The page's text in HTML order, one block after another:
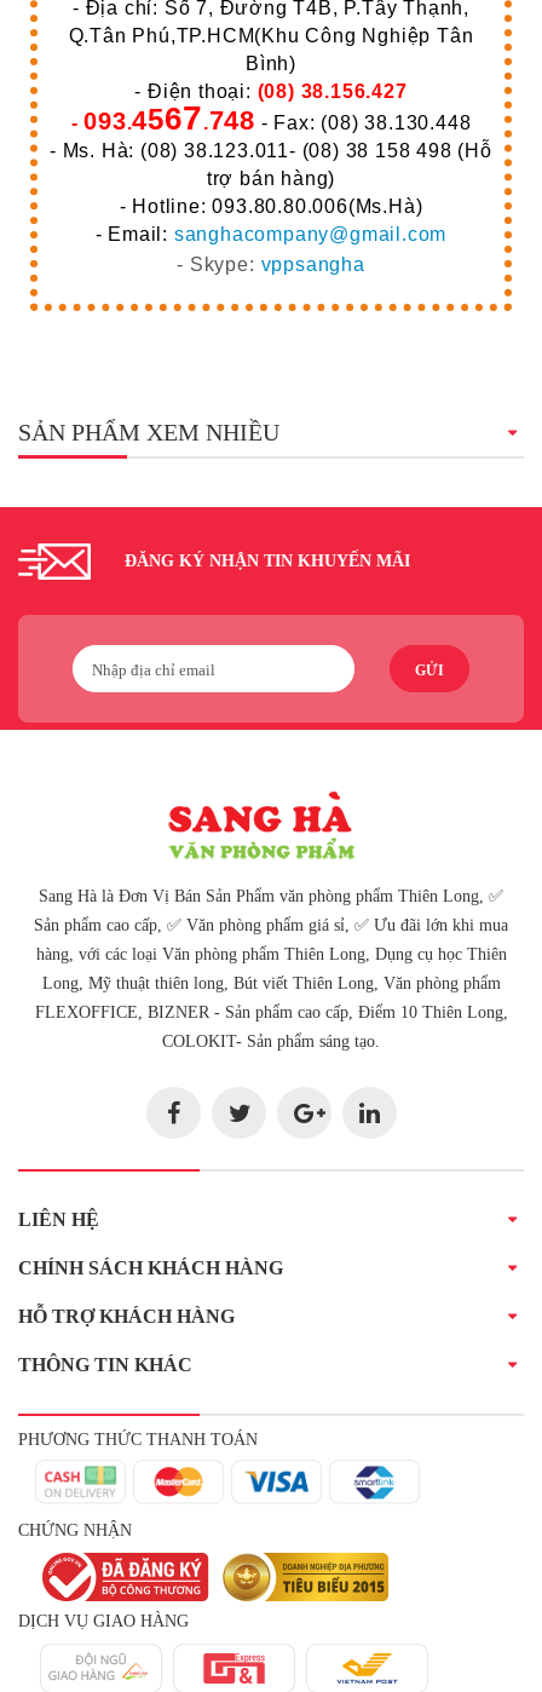
- Địa chỉ: Số 7, Đường T4B, P.Tây Thạnh,
Q.Tân Phú,TP.HCM(Khu Công Nghiệp Tân
Bình)
- Điện thoại: (08) 38.156.427
-093.4567.748 - Fax: (08) 38.130.448
- Ms. Hà: (08) 38.123.011- (08) 38 158 498 (Hỗ
trợ bán hàng)
- Hotline: 093.80.80.006(Ms.Hà)
- Email: sanghacompany@gmail.com
- Skype: vppsangha
SẢN PHẨM XEM NHIỀU
ĐĂNG KÝ NHẬN TIN KHUYẾN MÃI
GỬI
Sang Hà là Đơn Vị Bán Sản Phẩm văn phòng phẩm Thiên Long, ✅
Sản phẩm cao cấp, ✅ Văn phòng phẩm giá sỉ, ✅ Ưu đãi lớn khi mua
hàng, với các loại Văn phòng phẩm Thiên Long, Dụng cụ học Thiên
Long, Mỹ thuật thiên long, Bút viết Thiên Long, Văn phòng phẩm
FLEXOFFICE, BIZNER - Sản phẩm cao cấp, Điểm 10 Thiên Long,
COLOKIT- Sản phẩm sáng tạo.
LIÊN HỆ
CHÍNH SÁCH KHÁCH HÀNG
HỖ TRỢ KHÁCH HÀNG
THÔNG TIN KHÁC
PHƯƠNG THỨC THANH TOÁN
CHỨNG NHẬN
DỊCH VỤ GIAO HÀNG